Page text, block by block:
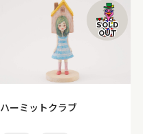
SOLD
OUT
ハーミットクラブ